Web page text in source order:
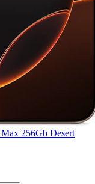
256Gb Desert